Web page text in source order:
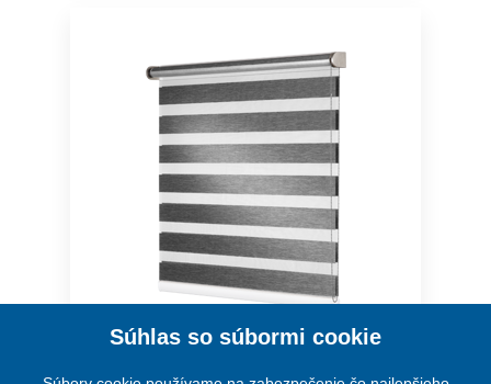
Verra Metal
Súhlas so súbormi cookie